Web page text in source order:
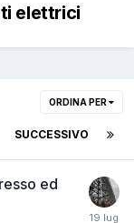
elettrici
ORDINA PER
SUCCESSIVO
ed